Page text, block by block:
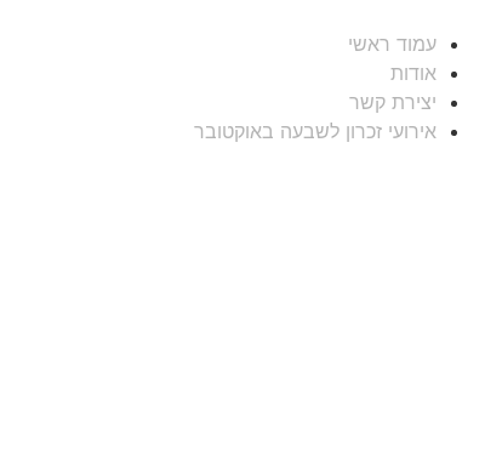
עמוד ראשי
אודות
יצירת קשר
אירועי זכרון לשבעה באוקטובר